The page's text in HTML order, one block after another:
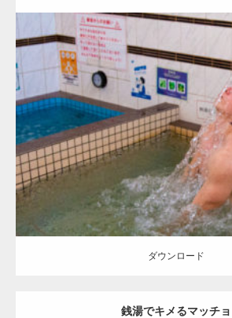
Update:2023.02.11
Category:筋肉銭湯2 その他 SOSUKE
ダウンロード
ダウンロード
銭湯でキメるマッチョ